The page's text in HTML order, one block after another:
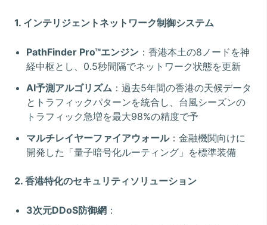
1. インテリジェントネットワーク制御システム
PathFinder Pro™エンジン ：香港本土の8ノードを神
経中枢とし、0.5秒間隔でネットワーク状態を更新
AI予測アルゴリズム ：過去5年間の香港の天候データ
とトラフィックパターンを統合し、台風シーズンの
トラフィック急増を最大98%の精度で予
マルチレイヤーファイアウォール：金融機関向けに
開発した「量子暗号化ルーティング」を標準装備
2. 香港特化のセキュリティソリューション
3次元DDoS防御網 ：